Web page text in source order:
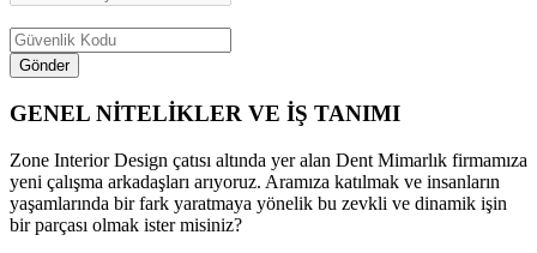
Gönder
GENEL NİTELİKLER VE İŞ TANIMI
Zone Interior Design çatısı altında yer alan Dent Mimarlık firmamıza
yeni çalışma arkadaşları arıyoruz. Aramıza katılmak ve insanların
yaşamlarında bir fark yaratmaya yönelik bu zevkli ve dinamik işin
bir parçası olmak ister misiniz?